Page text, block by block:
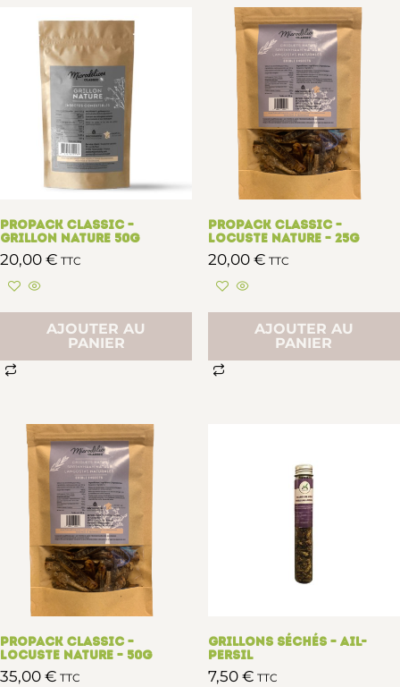
Propack Classic –
Grillon Nature 50g
20,00€ TTC
AJOUTER AU
PANIER
Propack Classic –
Locuste nature – 25g
20,00€ TTC
AJOUTER AU
PANIER
Propack Classic –
Locuste nature – 50g
35,00€ TTC
Grillons séchés – Ail-
persil
7,50€ TTC